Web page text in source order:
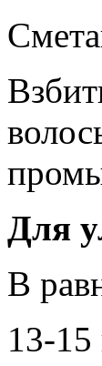
Для
В
13-